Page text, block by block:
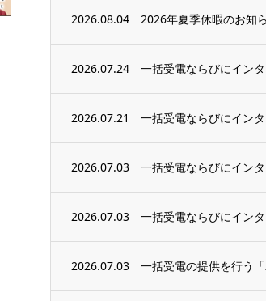
2026.08.04 2026年夏季休暇のお知
2026.07.24 一括受電ならびにイン
2026.07.21 一括受電ならびにイン
2026.07.03 一括受電ならびにイン
2026.07.03 一括受電ならびにイン
2026.07.03 一括受電の提供を行う